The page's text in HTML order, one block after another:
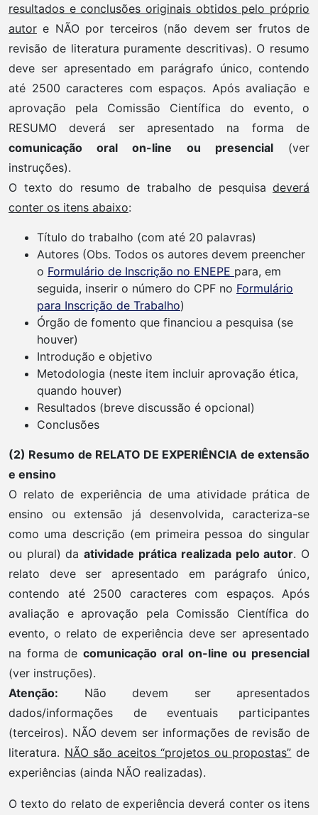
resultados e conclusões originais obtidos pelo próprio
autor e NÃO por terceiros (não devem ser frutos de
revisão de literatura puramente descritivas). O resumo
deve ser apresentado em parágrafo único, contendo
até 2500 caracteres com espaços. Após avaliação e
aprovação pela Comissão Científica do evento, o
RESUMO deverá ser apresentado na forma de
comunicação oral on-line ou presencial(ver
instruções).
O texto do resumo de trabalho de pesquisa deverá
conter os itens abaixo:
Título do trabalho (com até 20 palavras)
Autores (Obs. Todos os autores devem preencher
o Formulário de Inscrição no ENEPE para, em
seguida, inserir o número do CPF no Formulário
para Inscrição de Trabalho)
Órgão de fomento que financiou a pesquisa (se
houver)
Introdução e objetivo
Metodologia (neste item incluir aprovação ética,
quando houver)
Resultados (breve discussão é opcional)
Conclusões
(2) Resumo de RELATO DE EXPERIÊNCIA de extensão
e ensino
O relato de experiência de uma atividade prática de
ensino ou extensão já desenvolvida, caracteriza-se
como uma descrição (em primeira pessoa do singular
ou plural) da atividade prática realizada pelo autor. O
relato deve ser apresentado em parágrafo único,
contendo até 2500 caracteres com espaços. Após
avaliação e aprovação pela Comissão Científica do
evento, o relato de experiência deve ser apresentado
na forma decomunicação oral on-line ou presencial
(ver instruções).
Atenção: Não devem ser apresentados
dados/informações de eventuais participantes
(terceiros). NÃO devem ser informações de revisão de
literatura. NÃO são aceitos “projetos ou propostas” de
experiências (ainda NÃO realizadas).
O texto do relato de experiência deverá conter os itens